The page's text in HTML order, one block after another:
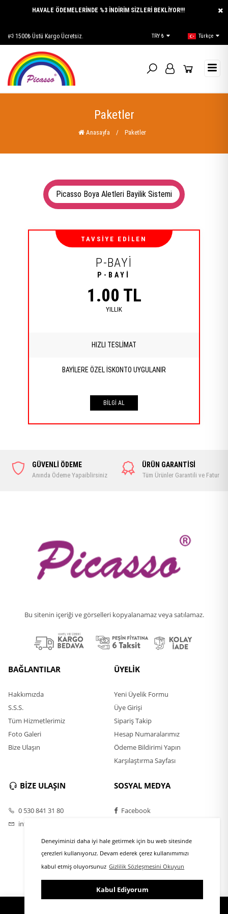
Deneyiminizi daha iyi hale getirmek için bu web sitesinde
çerezleri kullanıyoruz. Devam ederek çerez kullanımımızı
kabul etmiş oluyorsunuz Gizlilik Sözleşmesini Okuyun
Kabul Ediyorum
HAVALE ÖDEMELERİNDE %3 İNDİRİM SİZLERİ BEKLİYOR!!!
1500₺ Üstü Kargo Ücretsiz. TRY ₺ Türkçe
Paketler
Anasayfa / Paketler
Picasso Boya Aletleri Bayilik Sistemi
TAVSİYE EDİLEN
P-BAYİ
P-BAYİ
1.00 TL
YILLIK
HIZLI TESLİMAT
BAYİLERE ÖZEL İSKONTO UYGULANIR
BİLGİ AL
GÜVENLİ ÖDEME
Anında Ödeme Yapaiblirsiniz
ÜRÜN GARANTİSİ
Tüm Ürünler Garantili ve Faturalı
Bu sitenin içeriği ve görselleri kopyalanamaz veya satılamaz.
BAĞLANTILAR
Hakkımızda
S.S.S.
Tüm Hizmetlerimiz
Foto Galeri
Bize Ulaşın
ÜYELİK
Yeni Üyelik Formu
Üye Girişi
Sipariş Takip
Hesap Numaralarımız
Ödeme Bildirimi Yapın
Karşılaştırma Sayfası
BİZE ULAŞIN
0 530 841 31 80
info@rulofirca.com
SOSYAL MEDYA
Facebook
Instagram
Youtube